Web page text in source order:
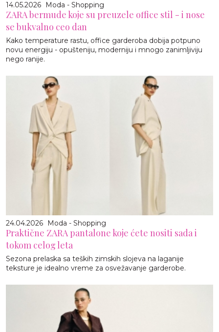
14.05.2026 Moda - Shopping
ZARA bermude koje su preuzele office stil - i nose
se bukvalno ceo dan
Kako temperature rastu, office garderoba dobija potpuno
novu energiju - opušteniju, moderniju i mnogo zanimljiviju
nego ranije.
24.04.2026 Moda - Shopping
Praktične ZARA pantalone koje ćete nositi sada i
tokom celog leta
Sezona prelaska sa teških zimskih slojeva na laganije
teksture je idealno vreme za osvežavanje garderobe.